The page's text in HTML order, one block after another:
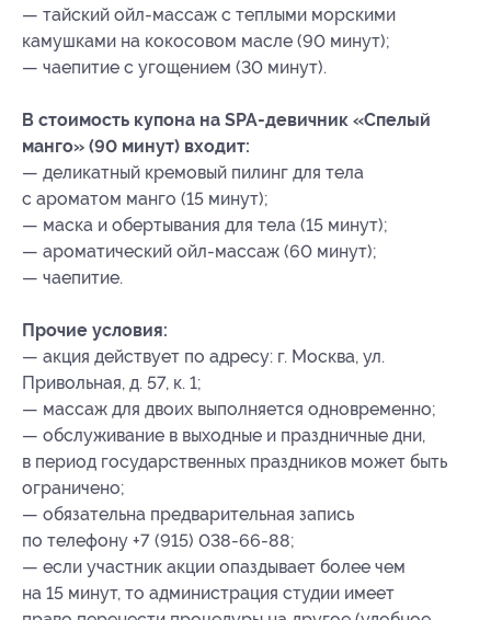
— тайский ойл-массаж с теплыми морскими
камушками на кокосовом масле (90 минут);
— чаепитие с угощением (30 минут).
В стоимость купона на SPA-девичник «Спелый
манго» (90 минут) входит:
— деликатный кремовый пилинг для тела
с ароматом манго (15 минут);
— маска и обертывания для тела (15 минут);
— ароматический ойл-массаж (60 минут);
— чаепитие.
Прочие условия:
— акция действует по адресу: г. Москва, ул.
Привольная, д. 57, к. 1;
— массаж для двоих выполняется одновременно;
— обслуживание в выходные и праздничные дни,
в период государственных праздников может быть
ограничено;
— обязательна предварительная запись
по телефону +7 (915) 038-66-88;
— если участник акции опаздывает более чем
на 15 минут, то администрация студии имеет